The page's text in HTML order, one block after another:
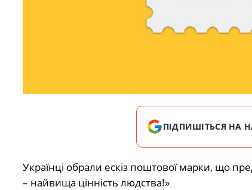
ПІДПИШІТЬСЯ НА
Українці обрали ескіз поштової марки, що
– найвища цінність людства!»